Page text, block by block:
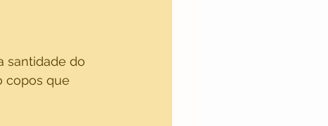
santidade do
copos que